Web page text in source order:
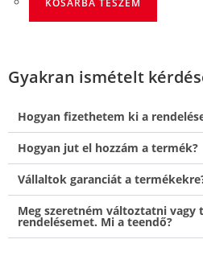
KOSÁRBA TESZEM
Gyakran ismételt
Hogyan fizethetem ki a
Hogyan jut el hozzám a termék?
Vállaltok garanciát a
Meg szeretném változtatni vagy
rendelésemet. Mi a teendő?